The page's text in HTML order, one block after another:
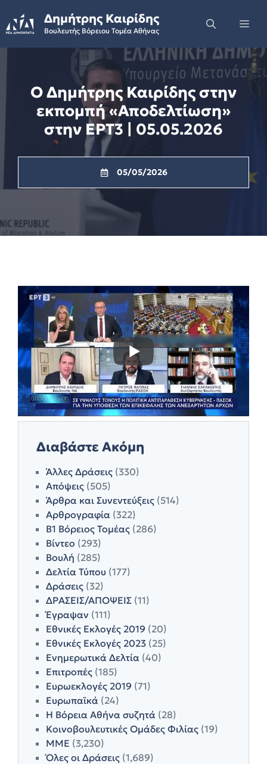
to
content
Δημήτρης Καιρίδης
Βουλευτής Βόρειου Τομέα Αθήνας
Ο Δημήτρης Καιρίδης στην
εκπομπή «Αποδελτίωση»
στην ΕΡΤ3 | 05.05.2026
05/05/2026
Διαβάστε Ακόμη
Άλλες Δράσεις (330)
Απόψεις (505)
Άρθρα και Συνεντεύξεις (514)
Αρθρογραφία (322)
Β1 Βόρειος Τομέας (286)
Βίντεο (293)
Βουλή (285)
Δελτία Τύπου (177)
Δράσεις (32)
ΔΡΑΣΕΙΣ/ΑΠΟΨΕΙΣ (11)
Έγραψαν (111)
Εθνικές Εκλογές 2019 (20)
Εθνικές Εκλογές 2023 (25)
Ενημερωτικά Δελτία (40)
Επιτροπές (185)
Ευρωεκλογές 2019 (71)
Ευρωπαϊκά (24)
Η Βόρεια Αθήνα συζητά (28)
Κοινοβουλευτικές Ομάδες Φιλίας (19)
ΜΜΕ (3,230)
Όλες οι Δράσεις (1,689)